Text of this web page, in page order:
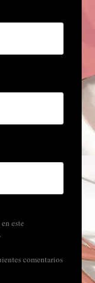
este
comentarios